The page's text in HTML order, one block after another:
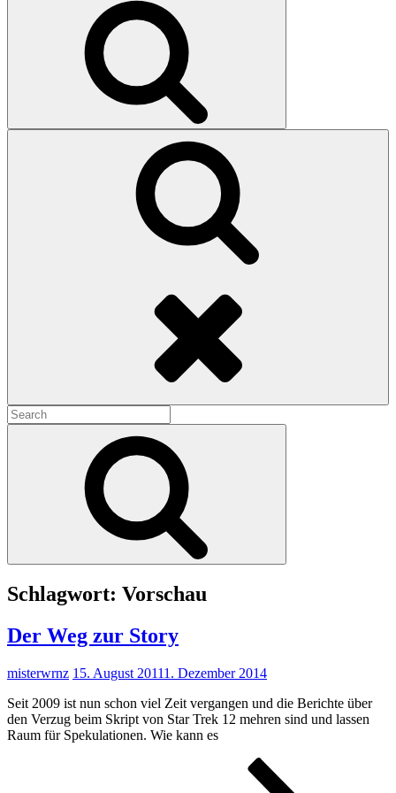
Search
for:
Schlagwort: Vorschau
Der Weg zur Story
misterwrnz 15. August 20111. Dezember 2014
Seit 2009 ist nun schon viel Zeit vergangen und die Berichte über
den Verzug beim Skript von Star Trek 12 mehren sind und lassen
Raum für Spekulationen. Wie kann es